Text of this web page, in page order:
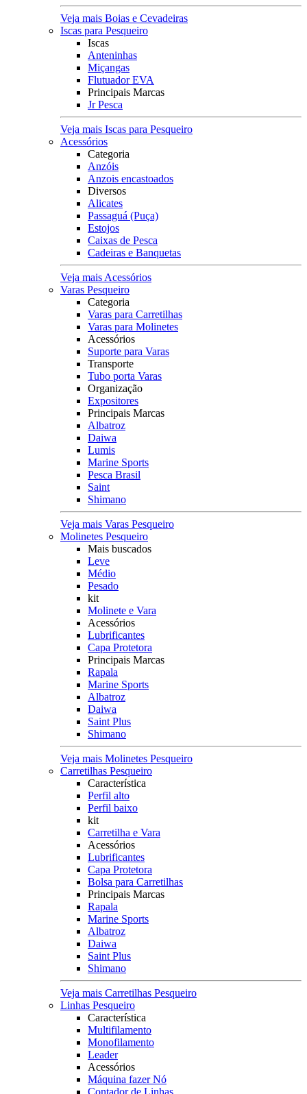
Veja mais Boias e Cevadeiras
Iscas para Pesqueiro
Iscas
Anteninhas
Miçangas
Flutuador EVA
Principais Marcas
Jr Pesca
Veja mais Iscas para Pesqueiro
Acessórios
Categoria
Anzóis
Anzois encastoados
Diversos
Alicates
Passaguá (Puça)
Estojos
Caixas de Pesca
Cadeiras e Banquetas
Veja mais Acessórios
Varas Pesqueiro
Categoria
Varas para Carretilhas
Varas para Molinetes
Acessórios
Suporte para Varas
Transporte
Tubo porta Varas
Organização
Expositores
Principais Marcas
Albatroz
Daiwa
Lumis
Marine Sports
Pesca Brasil
Saint
Shimano
Veja mais Varas Pesqueiro
Molinetes Pesqueiro
Mais buscados
Leve
Médio
Pesado
kit
Molinete e Vara
Acessórios
Lubrificantes
Capa Protetora
Principais Marcas
Rapala
Marine Sports
Albatroz
Daiwa
Saint Plus
Shimano
Veja mais Molinetes Pesqueiro
Carretilhas Pesqueiro
Característica
Perfil alto
Perfil baixo
kit
Carretilha e Vara
Acessórios
Lubrificantes
Capa Protetora
Bolsa para Carretilhas
Principais Marcas
Rapala
Marine Sports
Albatroz
Daiwa
Saint Plus
Shimano
Veja mais Carretilhas Pesqueiro
Linhas Pesqueiro
Característica
Multifilamento
Monofilamento
Leader
Acessórios
Máquina fazer Nó
Contador de Linhas